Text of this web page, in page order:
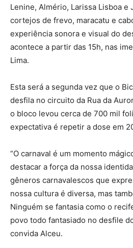
Lenine, Almério, Larissa Lisboa e
cortejos de frevo, maracatu e
experiência sonora e visual do
acontece a partir das 15h, nas
Lima.
Esta será a segunda vez que o
desfila no circuito da Rua da
o bloco levou cerca de 700 mil
expectativa é repetir a dose em
“O carnaval é um momento
destacar a força da nossa
gêneros carnavalescos que
nossa cultura é diversa, mas
Ninguém se fantasia como o
povo todo fantasiado no desfile
convida Alceu.